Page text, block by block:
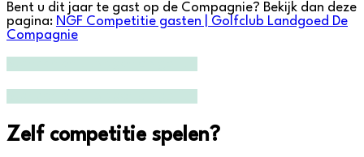
Bent u dit jaar te gast op de Compagnie? Bekijk dan deze
pagina: NGF Competitie gasten | Golfclub Landgoed De
Compagnie
Zelf competitie spelen?